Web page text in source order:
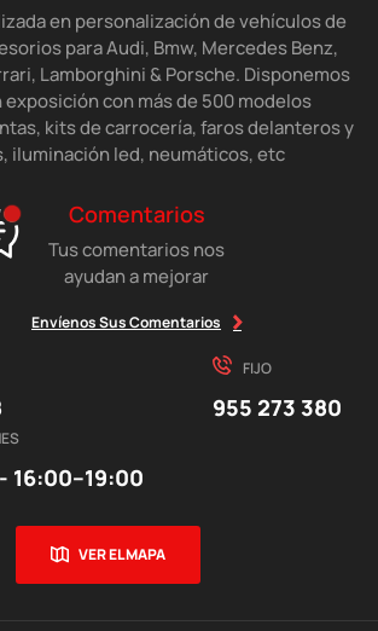
en personalización de vehículos de
para Audi, Bmw, Mercedes Benz,
Lamborghini & Porsche. Disponemos
exposición con más de 500 modelos
kits de carrocería, faros delanteros y
iluminación led, neumáticos, etc
Comentarios
Tus comentarios nos
ayudan a mejorar
Envíenos Sus Comentarios
FIJO
955 273 380
16:00–19:00
VER EL MAPA